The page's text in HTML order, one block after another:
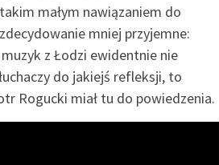
małym nawiązaniem do
mniej przyjemne:
z Łodzi ewidentnie nie
do jakiejś refleksji, to
Rogucki miał tu do powiedzenia.